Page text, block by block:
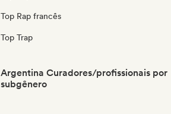
Top Rap francês
Top Trap
Argentina Curadores/profissionais por
subgênero